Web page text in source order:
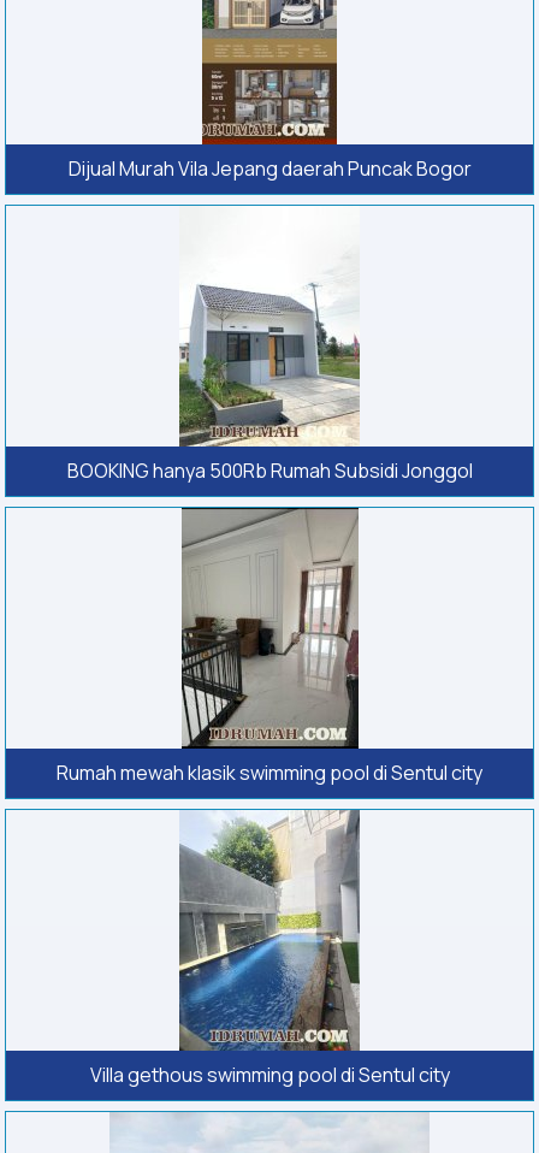
Dijual Murah Vila Jepang daerah Puncak Bogor
BOOKING hanya 500Rb Rumah Subsidi Jonggol
Rumah mewah klasik swimming pool di Sentul city
Villa gethous swimming pool di Sentul city